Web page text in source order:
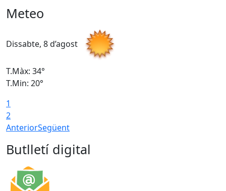
Meteo
Dissabte, 8 d’agost
T.Màx: 34°
T.Min: 20°
1
2
AnteriorSegüent
Butlletí digital